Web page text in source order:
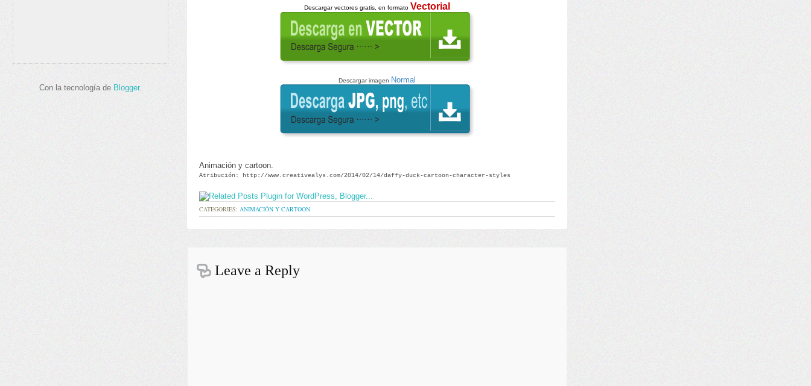
Con la tecnología de Blogger.
Descargarvectores gratis, en formato Vectorial
Descargar imagen Normal
Animación y cartoon
Atribución: http://www.creativealys.com/2014/02/14/daffy-duck-cartoon-character-styles
CATEGORIES: ANIMACIÓN Y CARTOON
Leave a Reply